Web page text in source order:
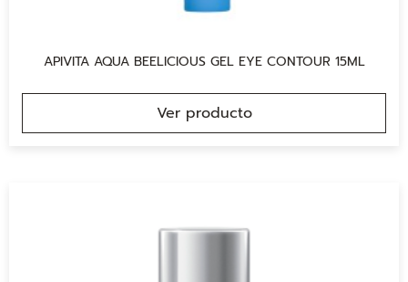
APIVITA AQUA BEELICIOUS GEL EYE CONTOUR 15ML
Ver producto